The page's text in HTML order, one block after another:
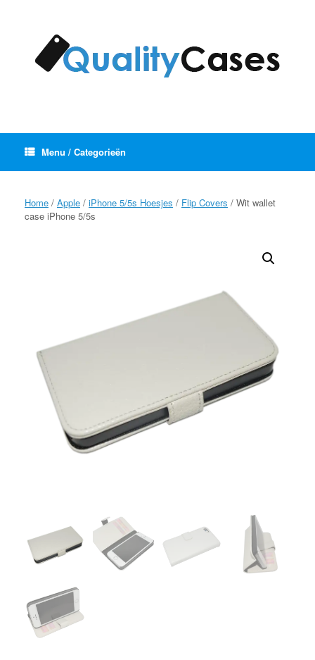
Menu / Categorieën
Home / Apple / iPhone 5/5s Hoesjes / Flip Covers / Wit wallet
case iPhone 5/5s